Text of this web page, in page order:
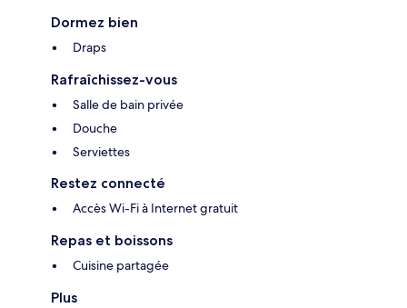
Dormez bien
Draps
Rafraîchissez-vous
Salle de bain privée
Douche
Serviettes
Restez connecté
Accès Wi-Fi à Internet gratuit
Repas et boissons
Cuisine partagée
Plus